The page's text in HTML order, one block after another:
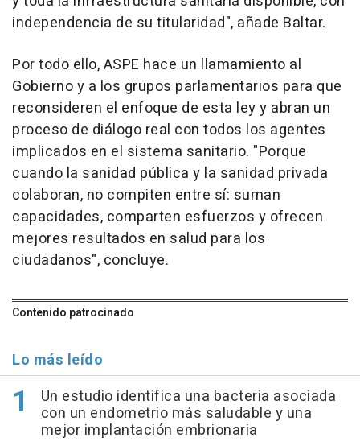
independencia de su titularidad", añade Baltar.
Por todo ello, ASPE hace un llamamiento al
Gobierno y a los grupos parlamentarios para que
reconsideren el enfoque de esta ley y abran un
proceso de diálogo real con todos los agentes
implicados en el sistema sanitario. "Porque
cuando la sanidad pública y la sanidad privada
colaboran, no compiten entre sí: suman
capacidades, comparten esfuerzos y ofrecen
mejores resultados en salud para los
ciudadanos", concluye.
Contenido patrocinado
Lo más leído
Un estudio identifica una bacteria asociada
con un endometrio más saludable y una
mejor implantación embrionaria